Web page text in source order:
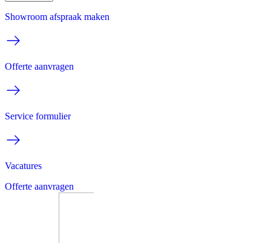
Showroom afspraak maken
Offerte aanvragen
Service formulier
Vacatures
Offerte aanvragen